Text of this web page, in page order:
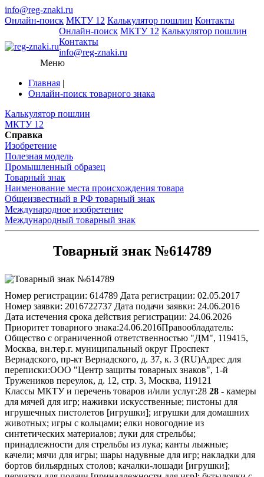
info@reg-znaki.ru
Онлайн-поиск МКТУ 12 Калькулятор пошлин Контакты
Онлайн-поиск МКТУ 12 Калькулятор пошлин
Контакты
info@reg-znaki.ru
Меню
Главная |
Онлайн-поиск товарного знака
Калькулятор пошлин
МКТУ 12
Справка
Изобретение
Полезная модель
Промышленный образец
Товарный знак
Наименование места происхождения товара
Общеизвестный в РФ товарный знак
Международное изобретение
Международный товарный знак
Товарный знак №614789
Номер регистрации: 614789 Дата регистрации: 02.05.2017
Номер заявки: 2016722737 Дата подачи заявки: 24.06.2016
Дата истечения срока действия регистрации: 24.06.2026
Приоритет товарного знака:24.06.2016Правообладатель:
Общество с ограниченной ответственностью "ДМ", 119415,
Москва, вн.тер.г. муниципальный округ Проспект
Вернадского, пр-кт Вернадского, д. 37, к. 3 (RU)Адрес для
переписки:ООО "Центр защиты товарных знаков", 1-й
Тружеников переулок, д. 12, стр. 3, Москва, 119121
Классы МКТУ и перечень товаров и/или услуг:28 28 - камеры
для мячей для игр; наживки искусственные; пистоны для
игрушечных пистолетов [игрушки]; игрушки для домашних
животных; игры с кольцами; елки новогодние из
синтетических материалов; луки для стрельбы;
принадлежности для стрельбы из лука; канты лыжные;
качели; мячи для игры; шары надувные для игр; накладки для
бортов бильярдных столов; качалки-лошади [игрушки];